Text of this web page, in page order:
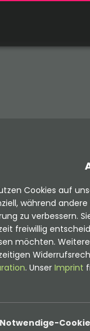
auch
Deine Online-
Cookies auf
während
zu verbessern.
freiwillig
möchten.
. Unser Imprint